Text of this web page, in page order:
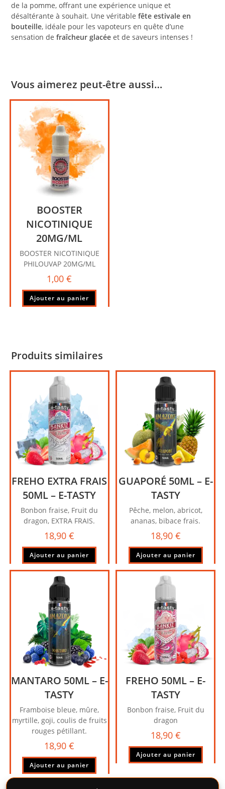
de la pomme, offrant une expérience unique et
désaltérante à souhait. Une véritablefête estivale en
bouteille, idéale pour les vapoteurs en quête d’une
sensation defraîcheur glacée et de saveurs intenses !
Vous aimerez peut-être aussi…
BOOSTER
NICOTINIQUE
20MG/ML
BOOSTER NICOTINIQUE
PHILOUVAP 20MG/ML
1,00€
Ajouter au panier
Produits similaires
FREHO EXTRA FRAIS
50ML – E-TASTY
Bonbon fraise, Fruit du
dragon, EXTRA FRAIS.
18,90€
Ajouter au panier
GUAPORÉ 50ML – E-
TASTY
Pêche, melon, abricot,
ananas, bibace frais.
18,90 €
Ajouter au panier
MANTARO 50ML – E-
TASTY
Framboise bleue, mûre,
myrtille, goji, coulis de fruits
rouges pétillant.
18,90€
Ajouter au panier
FREHO 50ML – E-
TASTY
Bonbon fraise, Fruit du
dragon
18,90 €
Ajouter au panier